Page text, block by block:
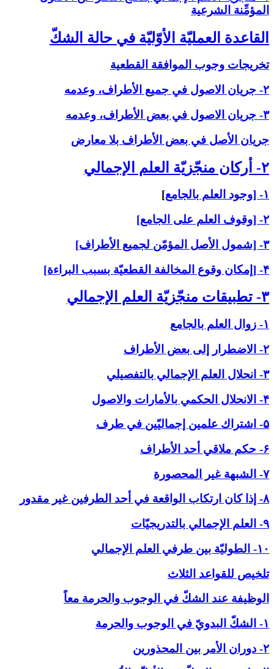
المؤمِّنة الشرعية
القاعدة العمليّة الأوّليّة في حالة الشكّ‏
تخريجات وجوب الموافقة القطعية
۲- جريان الاصول في جميع الأطراف، وعدمه
۳- جريان الاصول في بعض الأطراف، وعدمه
جريان الأصل في بعض الأطراف بلا معارض
۲- أركان منجّزيّة العلم الإجمالي‏
۱- [وجود العلم بالجامع
]
۲- [وقوف العلم على الجامع]
۳- [شمول الأصل المؤمّن لجميع الأطراف]
۴- [إمكان وقوع المخالفة القطعيّة بسبب البراءة]
۳- تطبيقات منجّزيّة العلم الإجمالي‏
۱- زوال العلم بالجامع
۲- الاضطرار إلى بعض الأطراف
۳- انحلال العلم الإجمالي بالتفصيلي
۴- الانحلال الحكمي بالأمارات والاصول
۵- اشتراك علمين إجماليّين في طرف
۶- حكم ملاقي أحد الأطراف
۷- الشبهة غير المحصورة
۸- إذا كان ارتكاب الواقعة في أحد الطرفين غير مقدور
۹- العلم الإجمالي بالتدريجيّات
۱۰- الطوليّة بين طرفي العلم الإجمالي
تلخيص للقواعد الثلاث
الوظيفة عند الشكّ في ‏الوجوب والحرمة معاً
۱- الشكّ البدويّ في الوجوب والحرمة
۲- دوران الأمر بين المحذورين